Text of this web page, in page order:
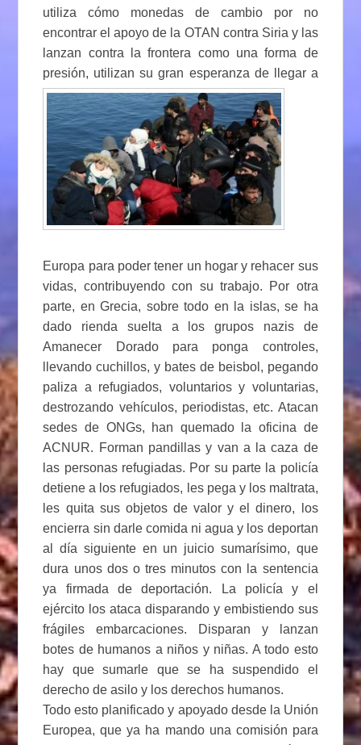
utiliza cómo monedas de cambio por no
encontrar el apoyo de la OTAN contra Siria y las
lanzan contra la frontera como una forma de
presión, utilizan su gran esperanza de llegar a
Europa para poder tener un hogar y rehacer sus
vidas, contribuyendo con su trabajo. Por otra
parte, en Grecia, sobre todo en la islas, se ha
dado rienda suelta a los grupos nazis de
Amanecer Dorado para ponga controles,
llevando cuchillos, y bates de beisbol, pegando
paliza a refugiados, voluntarios y voluntarias,
destrozando vehículos, periodistas, etc. Atacan
sedes de ONGs, han quemado la oficina de
ACNUR. Forman pandillas y van a la caza de
las personas refugiadas. Por su parte la policía
detiene a los refugiados, les pega y los maltrata,
les quita sus objetos de valor y el dinero, los
encierra sin darle comida ni agua y los deportan
al día siguiente en un juicio sumarísimo, que
dura unos dos o tres minutos con la sentencia
ya firmada de deportación. La policía y el
ejército los ataca disparando y embistiendo sus
frágiles embarcaciones. Disparan y lanzan
botes de humanos a niños y niñas. A todo esto
hay que sumarle que se ha suspendido el
derecho de asilo y los derechos humanos.
Todo esto planificado y apoyado desde la Unión
Europea, que ya ha mando una comisión para